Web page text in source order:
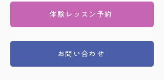
体験レッスン予約
お問い合わせ